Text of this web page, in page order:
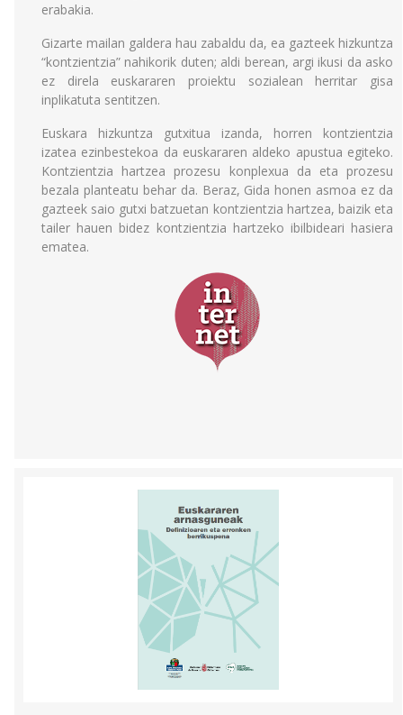
erabakia.
Gizarte mailan galdera hau zabaldu da, ea gazteek hizkuntza
“kontzientzia” nahikorik duten; aldi berean, argi ikusi da asko
ez direla euskararen proiektu sozialean herritar gisa
inplikatuta sentitzen.
Euskara hizkuntza gutxitua izanda, horren kontzientzia
izatea ezinbestekoa da euskararen aldeko apustua egiteko.
Kontzientzia hartzea prozesu konplexua da eta prozesu
bezala planteatu behar da. Beraz, Gida honen asmoa ez da
gazteek saio gutxi batzuetan kontzientzia hartzea, baizik eta
tailer hauen bidez kontzientzia hartzeko ibilbideari hasiera
ematea.